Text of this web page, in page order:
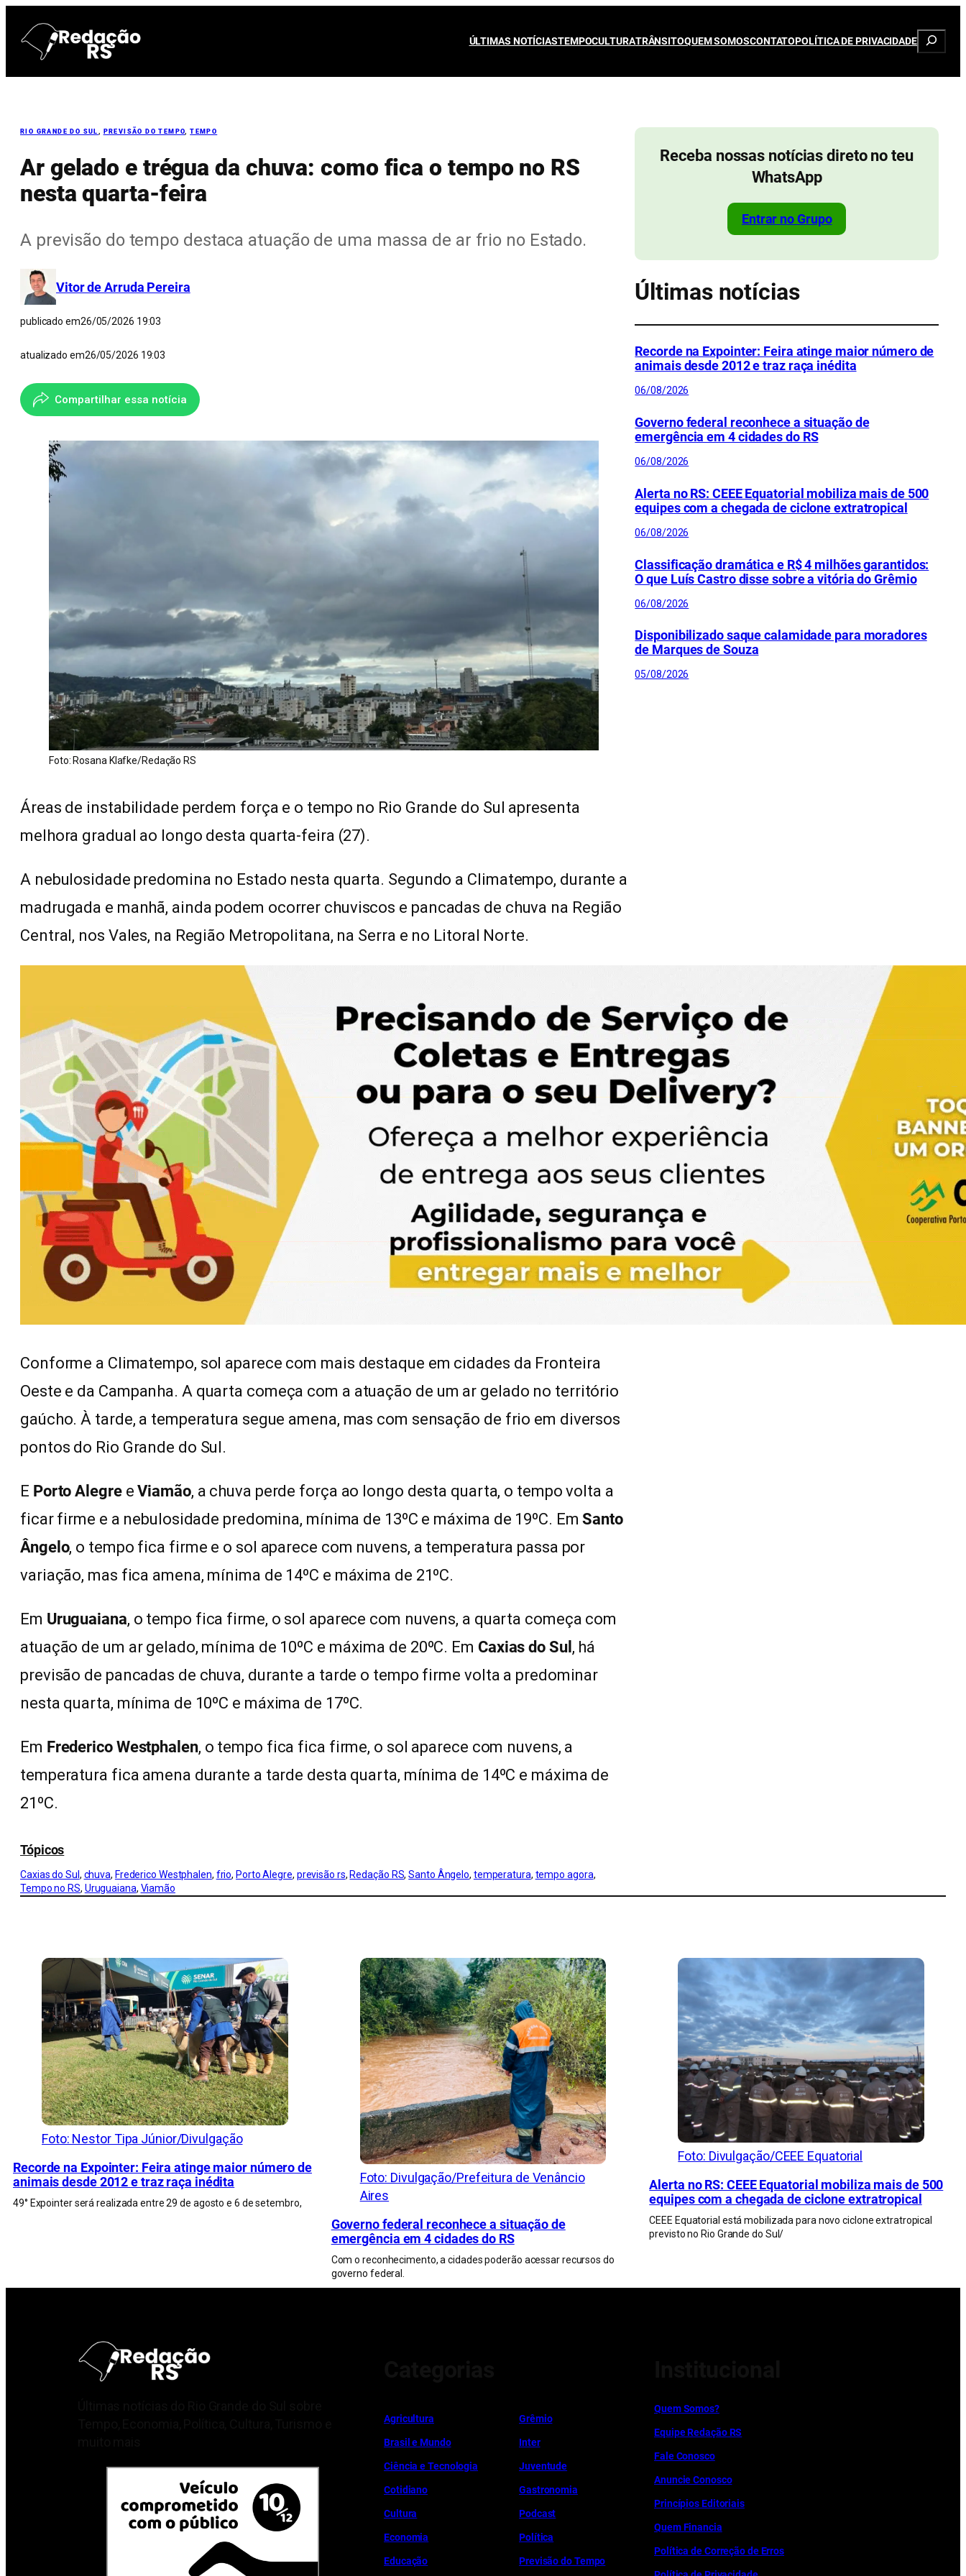
para
conteúdo
ÚLTIMAS NOTÍCIASTEMPOCULTURATRÂNSITOQUEM SOMOSCONTATOPOLÍTICA DE PRIVACIDADE
RIO GRANDE DO SUL PREVISÃO DO TEMPO , TEMPO
Ar gelado e trégua da chuva: como fica o tempo no RS
nesta quarta-feira
A previsão do tempo destaca atuação de uma massa de ar frio no Estado.
Vitor de Arruda Pereira
publicado em26/05/2026 19:03
atualizado em26/05/2026 19:03
Compartilhar essa notícia
Foto: Rosana Klafke/Redação RS
Áreas de instabilidade perdem força e o tempo no Rio Grande do Sul apresenta
melhora gradual ao longo desta quarta-feira (27).
A nebulosidade predomina no Estado nesta quarta. Segundo a Climatempo, durante a
madrugada e manhã, ainda podem ocorrer chuviscos e pancadas de chuva na Região
Central, nos Vales, na Região Metropolitana, na Serra e no Litoral Norte.
Conforme a Climatempo, sol aparece com mais destaque em cidades da Fronteira
Oeste e da Campanha. A quarta começa com a atuação de um ar gelado no território
gaúcho. À tarde, a temperatura segue amena, mas com sensação de frio em diversos
pontos do Rio Grande do Sul.
E Porto AlegreeViamão, a chuva perde força ao longo desta quarta, o tempo volta a
ficar firme e a nebulosidade predomina, mínima de 13ºC e máxima de 19ºC. EmSanto
Ângelo, o tempo fica firme e o sol aparece com nuvens, a temperatura passa por
variação, mas fica amena, mínima de 14ºC e máxima de 21ºC.
Em Uruguaiana, o tempo fica firme, o sol aparece com nuvens, a quarta começa com
atuação de um ar gelado, mínima de 10ºC e máxima de 20ºC. Em Caxias do Sul , há
previsão de pancadas de chuva, durante a tarde o tempo firme volta a predominar
nesta quarta, mínima de 10ºC e máxima de 17ºC.
Em Frederico Westphalen, o tempo fica fica firme, o sol aparece com nuvens, a
temperatura fica amena durante a tarde desta quarta, mínima de 14ºC e máxima de
21ºC.
Tópicos
Caxias do Sul , chuva, Frederico Westphalen, frio, Porto Alegre, previsão rs, Redação RS, Santo Ângelo, temperatura, tempo agora
Tempo no RS, Uruguaiana, Viamão
Receba nossas notícias direto no teu
WhatsApp
Entrar no Grupo
Últimas notícias
Recorde na Expointer: Feira atinge maior número de
animais desde 2012 e traz raça inédita
06/08/2026
Governo federal reconhece a situação de
emergência em 4 cidades do RS
06/08/2026
Alerta no RS: CEEE Equatorial mobiliza mais de 500
equipes com a chegada de ciclone extratropical
06/08/2026
Classificação dramática e R$ 4 milhões garantidos:
O que Luís Castro disse sobre a vitória do Grêmio
06/08/2026
Disponibilizado saque calamidade para moradores
de Marques de Souza
05/08/2026
Foto: Nestor Tipa Júnior/Divulgação
Recorde na Expointer: Feira atinge maior número de
animais desde 2012 e traz raça inédita
49° Expointer será realizada entre 29 de agosto e 6 de setembro,
Foto: Divulgação/Prefeitura de Venâncio
Aires
Governo federal reconhece a situação de
emergência em 4 cidades do RS
Com o reconhecimento, a cidades poderão acessar recursos do
governo federal.
Foto: Divulgação/CEEE Equatorial
Alerta no RS: CEEE Equatorial mobiliza mais de 500
equipes com a chegada de ciclone extratropical
CEEE Equatorial está mobilizada para novo ciclone extratropical
previsto no Rio Grande do Sul/
Agricultura
Brasil e Mundo
Ciência e Tecnologia
Cotidiano
Cultura
Economia
Educação
Grêmio
Inter
Juventude
Gastronomia
Podcast
Política
Previsão do Tempo
Quem Somos?
Equipe Redação RS
Fale Conosco
Anuncie Conosco
Princípios Editoriais
Quem Financia
Política de Correção de Erros